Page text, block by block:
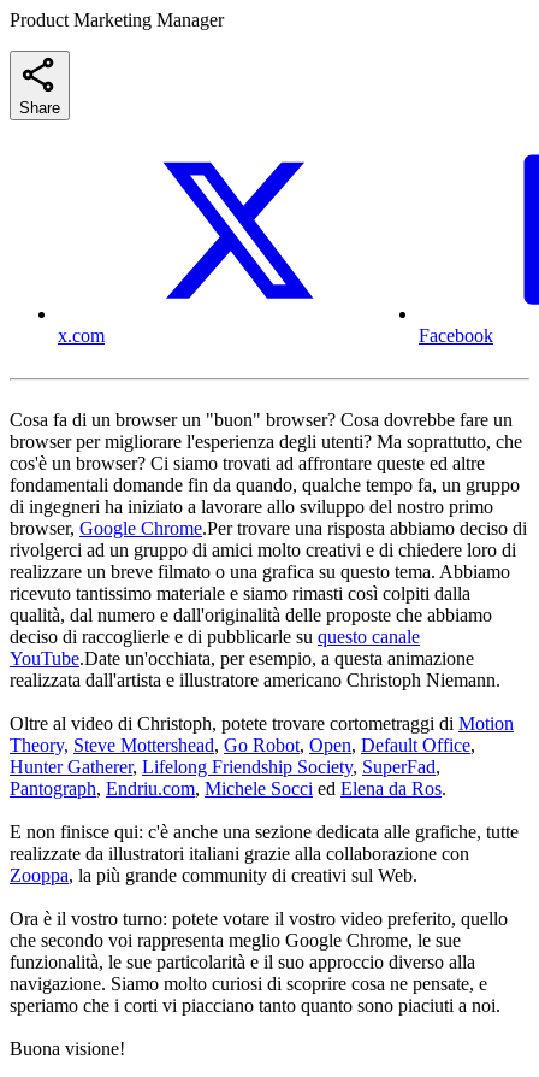
Product Marketing Manager
Share
x.com Facebook
Cosa fa di un browser un "buon" browser? Cosa dovrebbe fare un
browser per migliorare l'esperienza degli utenti? Ma soprattutto, che
cos'è un browser? Ci siamo trovati ad affrontare queste ed altre
fondamentali domande fin da quando, qualche tempo fa, un gruppo
di ingegneri ha iniziato a lavorare allo sviluppo del nostro primo
browser, Google Chrome.Per trovare una risposta abbiamo deciso di
rivolgerci ad un gruppo di amici molto creativi e di chiedere loro di
realizzare un breve filmato o una grafica su questo tema. Abbiamo
ricevuto tantissimo materiale e siamo rimasti così colpiti dalla
qualità, dal numero e dall'originalità delle proposte che abbiamo
deciso di raccoglierle e di pubblicarle su questo canale
YouTube.Date un'occhiata, per esempio, a questa animazione
realizzata dall'artista e illustratore americano Christoph Niemann.
Oltre al video di Christoph, potete trovare cortometraggi di Motion
Theory, Steve Mottershead, Go Robot, Open, Default Office,
Hunter Gatherer, Lifelong Friendship Society, SuperFad,
Pantograph, Endriu.com, Michele Socci ed Elena da Ros.
E non finisce qui: c'è anche una sezione dedicata alle grafiche, tutte
realizzate da illustratori italiani grazie alla collaborazione con
Zooppa, la più grande community di creativi sul Web.
Ora è il vostro turno: potete votare il vostro video preferito, quello
che secondo voi rappresenta meglio Google Chrome, le sue
funzionalità, le sue particolarità e il suo approccio diverso alla
navigazione. Siamo molto curiosi di scoprire cosa ne pensate, e
speriamo che i corti vi piacciano tanto quanto sono piaciuti a noi.
Buona visione!